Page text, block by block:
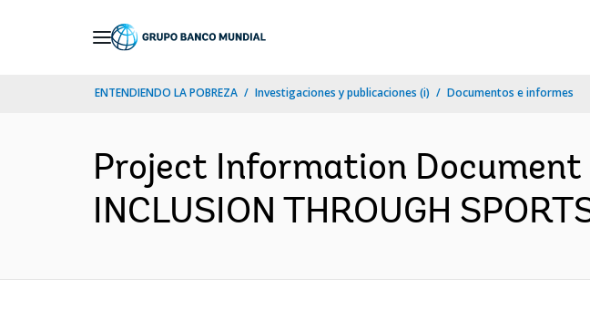
ENTENDIENDO LA POBREZA Investigaciones y publicaciones (i) Documentos e informes
Project Information Document
INCLUSION THROUGH